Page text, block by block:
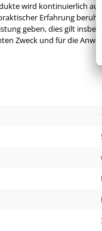
wird kontinuierlich
Erfahrung
geben, dies gilt
Zweck und für die